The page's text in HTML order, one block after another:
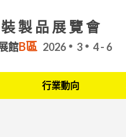
製品展覽會
館B區 2026 3 4 - 6
行業動向